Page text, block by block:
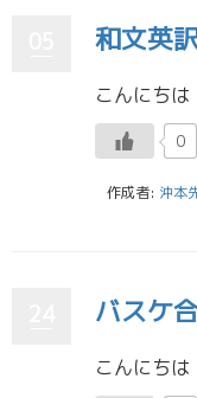
和文英
0
作成者: 沖本
バスケ